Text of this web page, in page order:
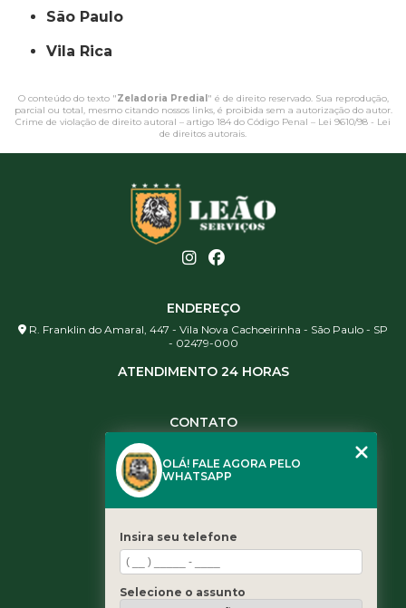
São Paulo
Vila Rica
O conteúdo do texto "Zeladoria Predial" é de direito reservado. Sua reprodução,
parcial ou total, mesmo citando nossos links, é proibida sem a autorização do autor.
Crime de violação de direito autoral – artigo 184 do Código Penal – Lei 9610/98 - Lei
de direitos autorais.
ENDEREÇO
R. Franklin do Amaral, 447 - Vila Nova Cachoeirinha - São Paulo - SP
- 02479-000
ATENDIMENTO 24 HORAS
CONTATO
(11) 3461-5871
contato@leaoservicos.com.br
Home
Quem somos
OLÁ! FALE AGORA PELO
WHATSAPP
Insira seu telefone
Selecione o assunto